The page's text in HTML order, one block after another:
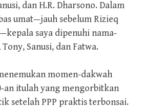
dan H.R. Dharsono. Dalam
umat—jauh sebelum Rizieq
saya dipenuhi nama-
Sanusi, dan Fatwa.
momen-dakwah
an itulah yang mengorbitkan
setelah PPP praktis terbonsai.